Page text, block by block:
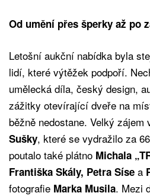
Od umění přes šperky až po
Letošní aukční nabídka byla
lidí, které výtěžek podpoří.
umělecká díla, český design,
zážitky otevírající dveře na
běžně nedostane. Velký zájem
Sušky, které se vydražilo za
poutalo také plátno Michala
Františka Skály, Petra Síse a
fotografie Marka Musila. Mezi